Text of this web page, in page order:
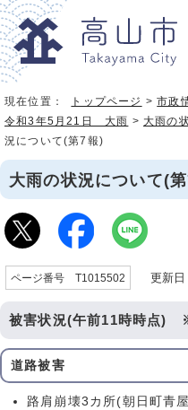
現在位置： トップページ >市政
令和3年5月21日 大雨 > 大雨の
況について(第7報)
大雨の状況について(
ページ番号 T1015502 更新日
被害状況(午前11時時点)
道路被害
路肩崩壊3カ所(朝日町青